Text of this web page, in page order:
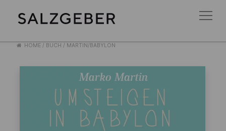
HOME/ BUCH / MARTIN/BABYLON